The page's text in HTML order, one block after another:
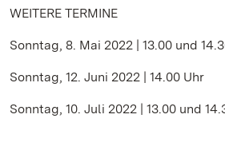
WEITERE TERMINE
Sonntag, 8. Mai 2022 | 13.00 und
Sonntag, 12. Juni 2022 | 14.00 Uhr
Sonntag, 10. Juli 2022 | 13.00 und